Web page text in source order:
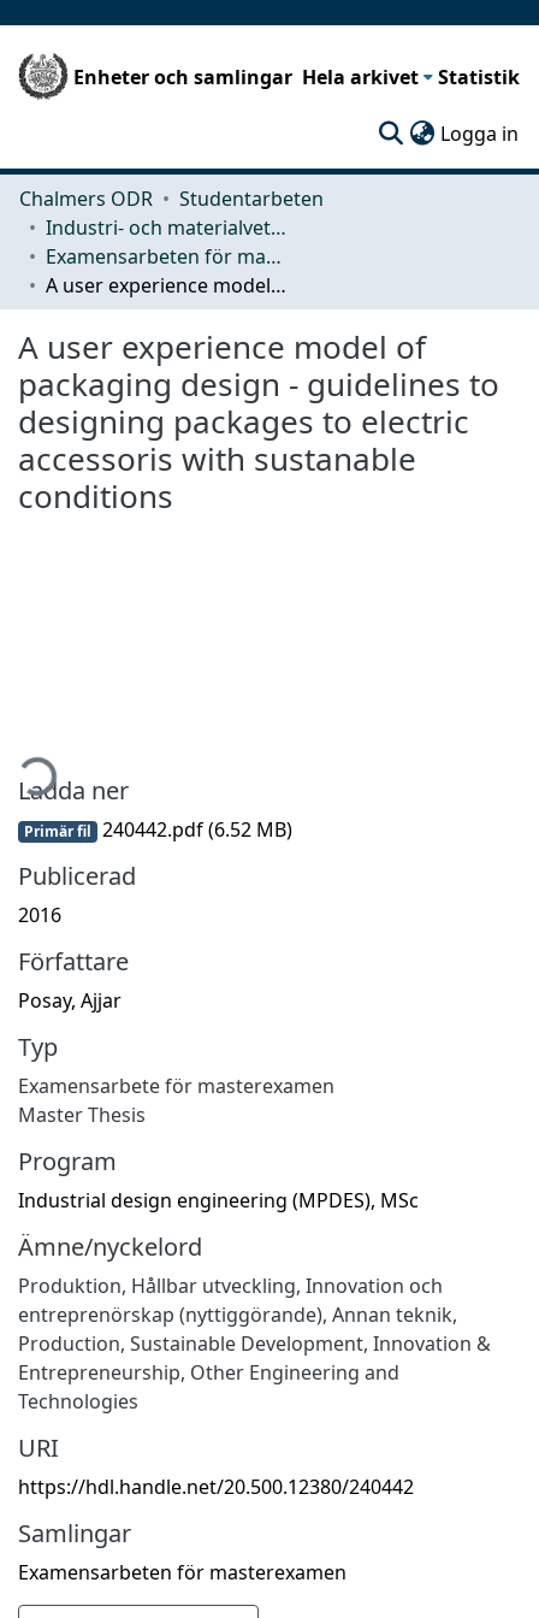
Enheter och samlingar Hela arkivet Statistik
Logga in
Chalmers ODR
Studentarbeten
Industri- och materialvetenskap (IMS)
Examensarbeten för masterexamen
A user experience model of packaging design - guidelines to designing packages to electric accessoris with sustanable conditions
A user experience model of
packaging design - guidelines to
designing packages to electric
accessoris with sustanable
conditions
Ladda ner
Primär fil 240442.pdf(6.52 MB)
Publicerad
2016
Författare
Posay, Ajjar
Typ
Examensarbete för masterexamen
Master Thesis
Program
Industrial design engineering (MPDES), MSc
Ämne/nyckelord
Produktion, Hållbar utveckling, Innovation och
entreprenörskap (nyttiggörande), Annan teknik,
Production, Sustainable Development, Innovation &
Entrepreneurship, Other Engineering and
Technologies
URI
https://hdl.handle.net/20.500.12380/240442
Samlingar
Examensarbeten för masterexamen